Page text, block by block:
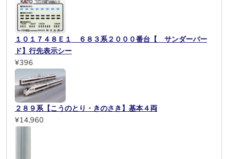
１０１７４８Ｅ１ ６８３系２０００番台【 サンダーバー
ド】行先表示シー
¥396
２８９系【こうのとり・きのさき】基本４両
¥14,960